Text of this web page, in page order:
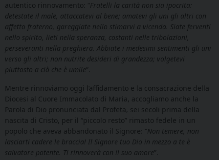
autentico rinnovamento: “Fratelli la carità non sia ipocrita:
detestate il male, attaccatevi al bene; amatevi gli uni gli altri con
affetto fraterno, gareggiate nello stimarvi a vicenda. Siate ferventi
nello spirito, lieti nella speranza, costanti nelle tribolazioni,
perseveranti nella preghiera. Abbiate i medesimi sentimenti gli uni
verso gli altri; non nutrite desideri di grandezza; volgetevi
piuttosto a ciò che è umile”.
Mentre rinnoviamo oggi l’affidamento e la consacrazione della
Diocesi al Cuore Immacolato di Maria, accogliamo anche la
Parola di Dio pronunciata dal Profeta, sei secoli prima della
nascita di Cristo, per il “piccolo resto” rimasto fedele in un
popolo che aveva abbandonato il Signore: “Non temere, non
lasciarti cadere le braccia! Il Signore tuo Dio in mezzo a te è
salvatore potente. Ti rinnoverà con il suo amore”.